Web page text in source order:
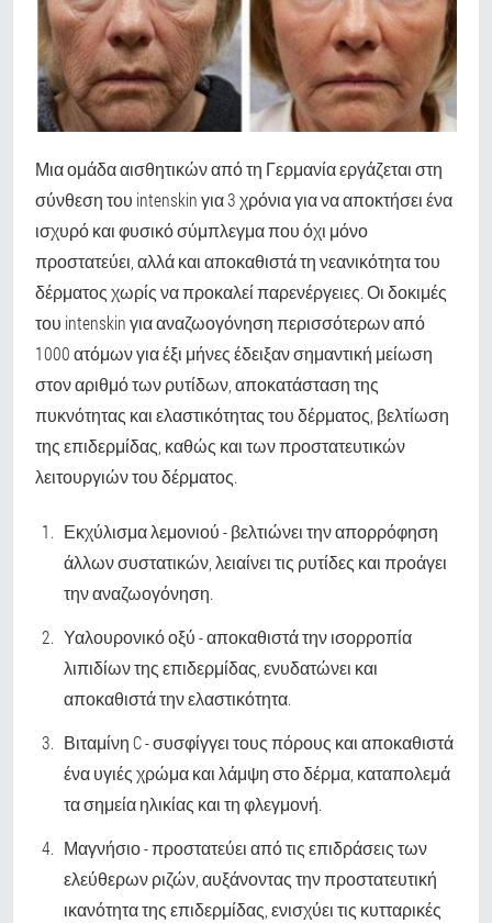
Μια ομάδα αισθητικών από τη Γερμανία εργάζεται στη
σύνθεση του intenskin για 3 χρόνια για να αποκτήσει ένα
ισχυρό και φυσικό σύμπλεγμα που όχι μόνο
προστατεύει, αλλά και αποκαθιστά τη νεανικότητα του
δέρματος χωρίς να προκαλεί παρενέργειες. Οι δοκιμές
του intenskin για αναζωογόνηση περισσότερων από
1000 ατόμων για έξι μήνες έδειξαν σημαντική μείωση
στον αριθμό των ρυτίδων, αποκατάσταση της
πυκνότητας και ελαστικότητας του δέρματος, βελτίωση
της επιδερμίδας, καθώς και των προστατευτικών
λειτουργιών του δέρματος.
Εκχύλισμα λεμονιού - βελτιώνει την απορρόφηση
άλλων συστατικών, λειαίνει τις ρυτίδες και προάγει
την αναζωογόνηση.
Υαλουρονικό οξύ - αποκαθιστά την ισορροπία
λιπιδίων της επιδερμίδας, ενυδατώνει και
αποκαθιστά την ελαστικότητα.
Βιταμίνη C - συσφίγγει τους πόρους και αποκαθιστά
ένα υγιές χρώμα και λάμψη στο δέρμα, καταπολεμά
τα σημεία ηλικίας και τη φλεγμονή.
Μαγνήσιο - προστατεύει από τις επιδράσεις των
ελεύθερων ριζών, αυξάνοντας την προστατευτική
ικανότητα της επιδερμίδας, ενισχύει τις κυτταρικές